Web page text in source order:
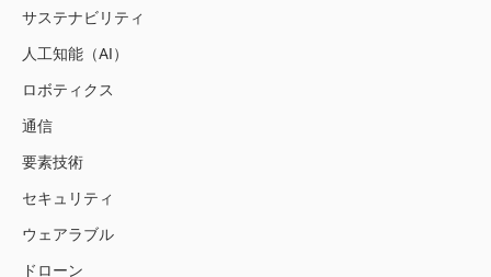
サステナビリティ
人工知能（AI）
ロボティクス
通信
要素技術
セキュリティ
ウェアラブル
ドローン